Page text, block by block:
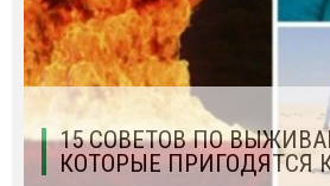
15 СОВЕТОВ ПО
КОТОРЫЕ ПРИГОДЯТСЯ